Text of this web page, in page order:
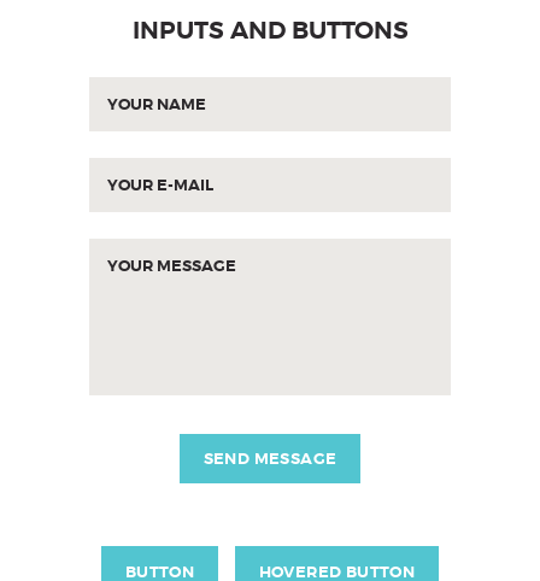
INPUTS AND BUTTONS
SEND MESSAGE
BUTTON HOVERED BUTTON